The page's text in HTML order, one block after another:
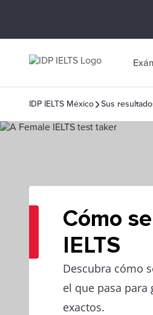
IDP IELTS México Sus
Cómo
IELTS
Descubra cómo
el que pasa
exactos.